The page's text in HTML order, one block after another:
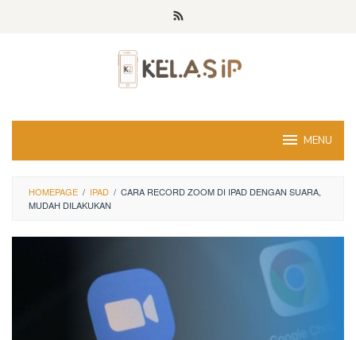
MENU
HOMEPAGE / IPAD / CARA RECORD ZOOM DI IPAD DENGAN SUARA,
MUDAH DILAKUKAN